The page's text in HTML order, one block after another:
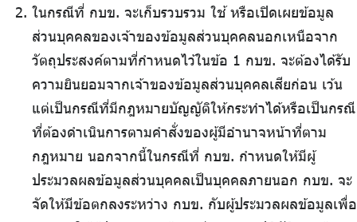
ในกรณีที่ กบข. จะเก็บรวบรวม ใช้ หรือเปิดเผยข้อมูล
ส่วนบุคคลของเจ้าของข้อมูลส่วนบุคคลนอกเหนือจาก
วัตถุประสงค์ตามที่กำหนดไว้ในข้อ 1 กบข. จะต้องได้รับ
ความยินยอมจากเจ้าของข้อมูลส่วนบุคคลเสียก่อน เว้น
แต่เป็นกรณีที่มีกฎหมายบัญญัติให้กระทำได้หรือเป็นกรณี
ที่ต้องดำเนินการตามคำสั่งของผู้มีอำนาจหน้าที่ตาม
กฎหมาย นอกจากนี้ในกรณีที่ กบข. กำหนดให้มีผู้
ประมวลผลข้อมูลส่วนบุคคลเป็นบุคคลภายนอก กบข. จะ
จัดให้มีข้อตกลงระหว่าง กบข. กับผู้ประมวลผลข้อมูลเพื่อ